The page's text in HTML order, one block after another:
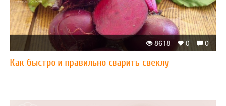
0
0
8618
Как быстро и правильно сварить свеклу